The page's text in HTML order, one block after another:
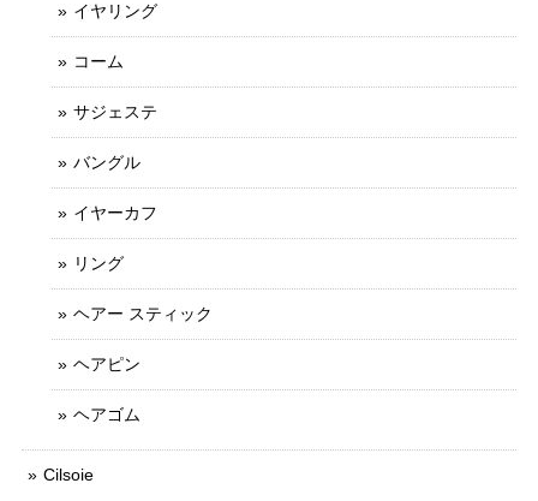
イヤリング
コーム
サジェステ
バングル
イヤーカフ
リング
ヘアー スティック
ヘアピン
ヘアゴム
Cilsoie